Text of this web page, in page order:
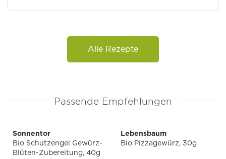
Alle Rezepte
Passende Empfehlungen
Sonnentor
Bio Schutzengel Gewürz-
Blüten-Zubereitung, 40g
Lebensbaum
Bio Pizzagewürz, 30g